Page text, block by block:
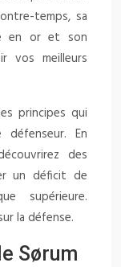
temps, sa
en or et son
vos meilleurs
principes qui
En
des
un déficit de
supérieure.
la défense.
Sørum